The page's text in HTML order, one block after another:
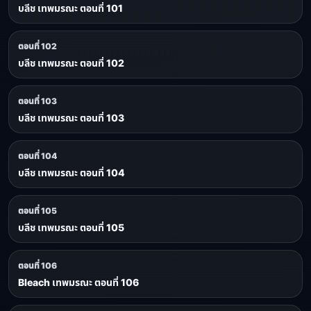
บลีช เทพมรณะ ตอนที่ 101
ตอนที่ 102
บลีช เทพมรณะ ตอนที่ 102
ตอนที่ 103
บลีช เทพมรณะ ตอนที่ 103
ตอนที่ 104
บลีช เทพมรณะ ตอนที่ 104
ตอนที่ 105
บลีช เทพมรณะ ตอนที่ 105
ตอนที่ 106
Bleach เทพมรณะ ตอนที่ 106